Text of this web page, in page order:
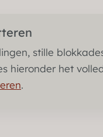
stille
hieronder het
.